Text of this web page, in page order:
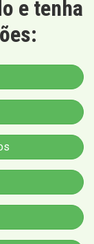
e tenha